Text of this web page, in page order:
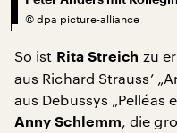
© dpa picture-alliance
So ist Rita Streich zu
aus Richard Strauss’
aus Debussys „Pelléas
Anny Schlemm, die